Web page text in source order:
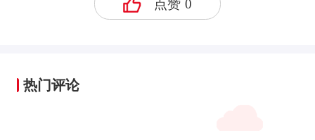
点赞 0
热门评论